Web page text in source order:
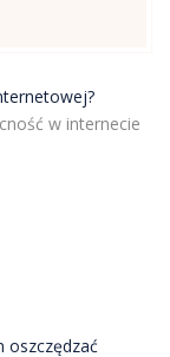
w internecie
oszczędzać